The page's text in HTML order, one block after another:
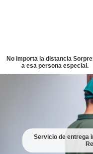
No importa la distancia
a esa persona especial.
Servicio de entrega